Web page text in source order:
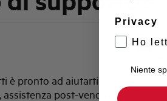
è pronto ad aiutarti
post-vendita
Privacy
Ho
Niente